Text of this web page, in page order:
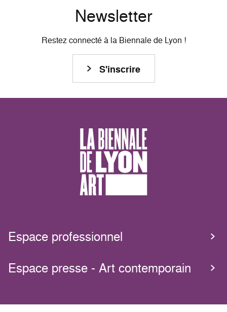
Newsletter
Restez connecté à la Biennale de Lyon !
S'inscrire
Espace professionnel
Espace presse - Art contemporain